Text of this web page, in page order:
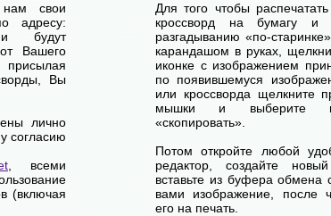
нам свои
адресу:
Вашего
Вы
лично
согласию
, всеми
(включая
Для того чтобы
кроссворд на бумагу и
разгадыванию «по-
карандашом в руках,
иконке с изображением
по появившемуся
или кроссворда щелкните
мышки и выберите
«скопировать».
Потом откройте любой
редактор, создайте
вставьте из буфера обмена
вами изображение, после
его на печать.